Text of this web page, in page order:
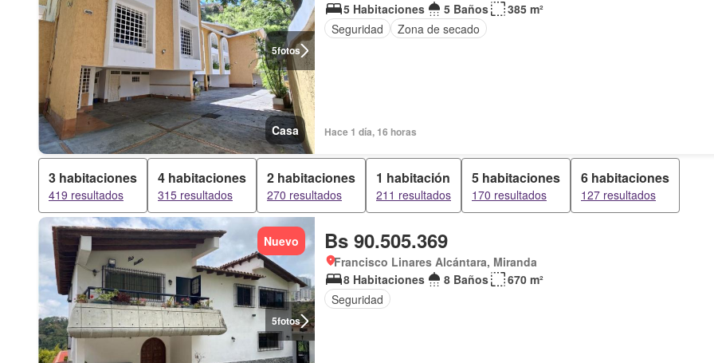
5fotos
Casa
5 Habitaciones
5 Baños
385 m²
Seguridad
Zona de secado
Hace 1 día, 16 horas
3 habitaciones
419 resultados
4 habitaciones
315 resultados
2 habitaciones
270 resultados
1 habitación
211 resultados
5 habitaciones
170 resultados
6 habitaciones
127 resultados
5fotos
Nuevo Bs 90.505.369
Francisco Linares Alcántara, Miranda
8 Habitaciones
8 Baños
670 m²
Seguridad